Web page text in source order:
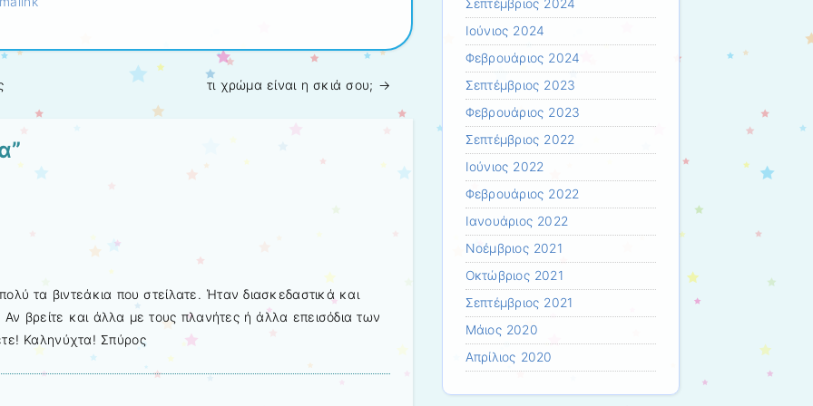
τι χρώμα είναι η σκιά σου; →
”
τα βιντεάκια που στείλατε. Ήταν διασκεδαστικά και
βρείτε και άλλα με τους πλανήτες ή άλλα επεισόδια των
Καληνύχτα! Σπύρος
Σεπτέμβριος 2024
Ιούνιος 2024
Φεβρουάριος 2024
Σεπτέμβριος 2023
Φεβρουάριος 2023
Σεπτέμβριος 2022
Ιούνιος 2022
Φεβρουάριος 2022
Ιανουάριος 2022
Νοέμβριος 2021
Οκτώβριος 2021
Σεπτέμβριος 2021
Μάιος 2020
Απρίλιος 2020